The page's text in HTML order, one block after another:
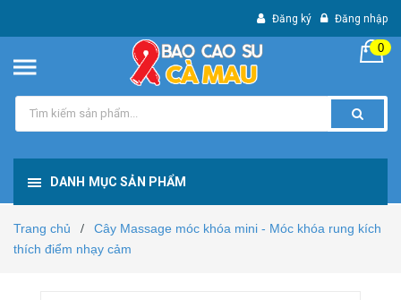
Đăng ký Đăng nhập
0
DANH MỤC SẢN PHẨM
Trang chủ /
Cây Massage móc khóa mini - Móc khóa rung kích
thích điểm nhạy cảm